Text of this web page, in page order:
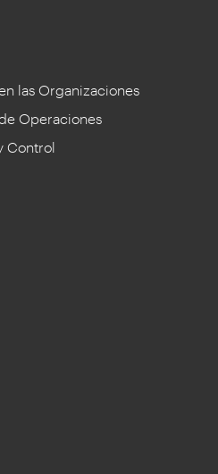
las Organizaciones
Operaciones
Control